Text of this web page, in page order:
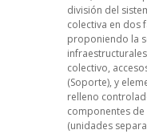
división del
colectiva en dos
proponiendo la
colectivo,
(Soporte), y
relleno
componentes
(unidades